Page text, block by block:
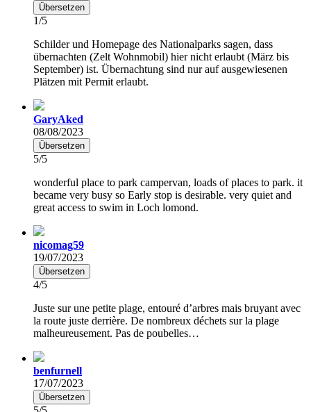
Übersetzen
1/5
Schilder und Homepage des Nationalparks sagen, dass
übernachten (Zelt Wohnmobil) hier nicht erlaubt (März bis
September) ist. Übernachtung sind nur auf ausgewiesenen
Plätzen mit Permit erlaubt.
GaryAked
08/08/2023
Übersetzen
5/5
wonderful place to park campervan, loads of places to park. it
became very busy so Early stop is desirable. very quiet and
great access to swim in Loch lomond.
nicomag59
19/07/2023
Übersetzen
4/5
Juste sur une petite plage, entouré d’arbres mais bruyant avec
la route juste derrière. De nombreux déchets sur la plage
malheureusement. Pas de poubelles…
benfurnell
17/07/2023
Übersetzen